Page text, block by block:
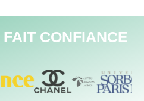
CONFIANCE